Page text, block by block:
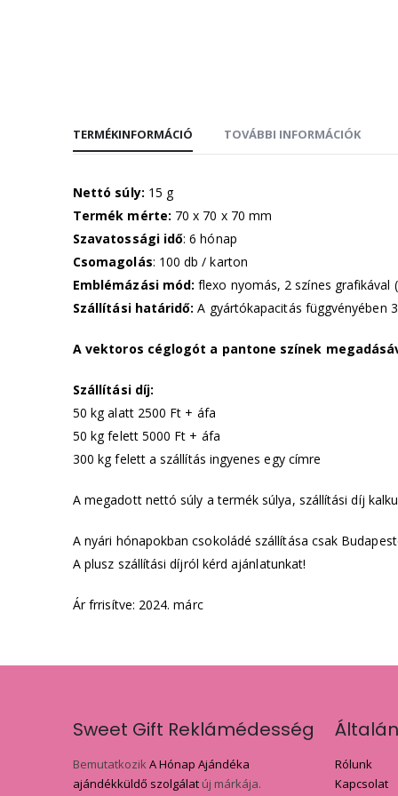
TERMÉKINFORMÁCIÓ
Nettó súly: 15 g
Termék mérte: 70 x 70 x 70 mm
Szavatossági idő: 6 hónap
Csomagolás: 100 db / karton
Emblémázási mód: flexo nyomás, 2 színes grafikával
Szállítási határidő: A gyártókapacitás függvényében
A vektoros céglogót a pantone színek
Szállítási díj:
50 kg alatt 2500 Ft + áfa
50 kg felett 5000 Ft + áfa
300 kg felett a szállítás ingyenes egy címre
A megadott nettó súly a termék súlya, szállítási díj
A nyári hónapokban csokoládé szállítása csak
A plusz szállítási díjról kérd ajánlatunkat!
Ár frrisítve: 2024. márc
TOVÁBBI INFORMÁCIÓK
Sweet Gift Reklámédesség
BemutatkozikA Hónap Ajándéka
ajándékküldő szolgálat új márkája.
Rólunk
Kapcsolat